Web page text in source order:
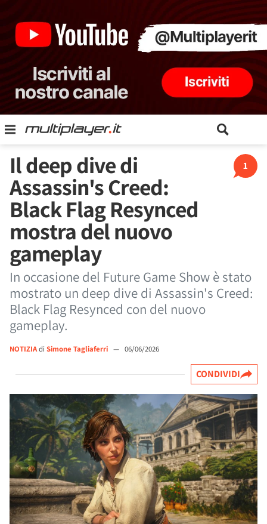
1
Il deep dive di
Assassin's Creed:
Black Flag Resynced
mostra del nuovo
gameplay
In occasione del Future Game Show è stato
mostrato un deep dive di Assassin's Creed:
Black Flag Resynced con del nuovo
gameplay.
NOTIZIAdi Simone Tagliaferri — 06/06/2026
CONDIVIDI